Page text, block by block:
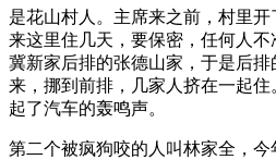
是花山村人。主席来之前，村里
来这里住几天，要保密，任何人
冀新家后排的张德山家，于是后
来，挪到前排，几家人挤在一起住
起了汽车的轰鸣声。
第二个被疯狗咬的人叫林家全，